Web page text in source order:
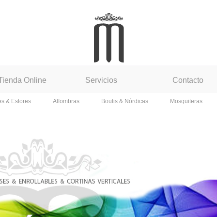
Online Servicios Contacto
& Estores Alfombras Boutis & Nórdicas Mosquiteras